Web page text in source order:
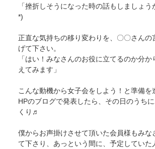
「挫折しそうになった時の話もしましょう
*)
正直な気持ちの移り変わりを、〇〇さんの
げて下さい。
「はい！みなさんのお役に立てるのか分
えてみます」
こんな動機から女子会をしよう！と準備を
HPのブログで発表したら、その日のうち
くり♬
僕からお声掛けさせて頂いた会員様もみな
て下さり、あっという間に、予定していた